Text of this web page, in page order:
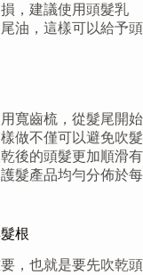
，建議使用頭髮乳
油，這樣可以給予頭
寬齒梳，從髮尾開始
做不僅可以避免吹髮
後的頭髮更加順滑有
髮產品均勻分佈於每
根
，也就是要先吹乾頭